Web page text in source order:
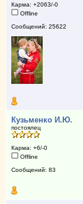
Карма: +2063/-0
Offline
Сообщений: 25622
Кузьменко И.Ю.
постоялец
Карма: +6/-0
Offline
Сообщений: 83